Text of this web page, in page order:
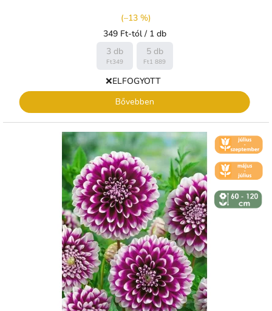
(–13 %)
Egységár:
349 Ft-tól / 1 db
3 db
Ft349
5 db
Ft1 889
❌ELFOGYOTT
Bővebben
🌼 KVĚT -
ČERVENEC
🌼 KVĚT -
ČERVEN
↕️ VÝŠKA 60
- 120 CM